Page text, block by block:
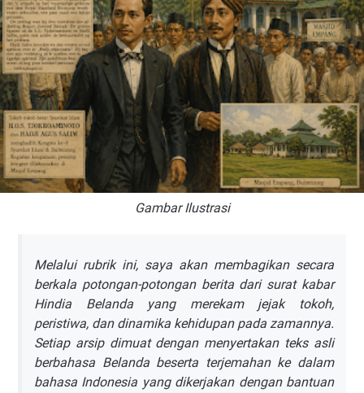
Gambar Ilustrasi
Melalui rubrik ini, saya akan membagikan secara
berkala potongan-potongan berita dari surat kabar
Hindia Belanda yang merekam jejak tokoh,
peristiwa, dan dinamika kehidupan pada zamannya.
Setiap arsip dimuat dengan menyertakan teks asli
berbahasa Belanda beserta terjemahan ke dalam
bahasa Indonesia yang dikerjakan dengan bantuan